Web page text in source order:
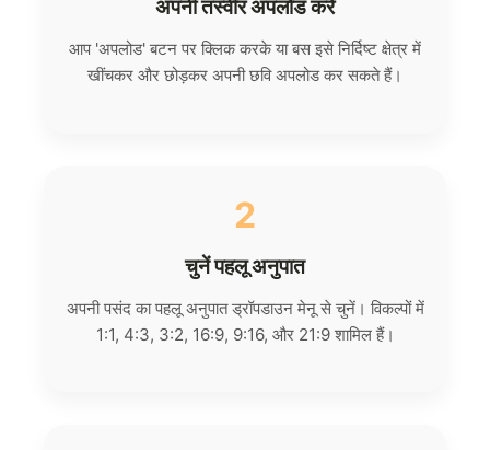
अपनी तस्वीर अपलोड करें
आप 'अपलोड' बटन पर क्लिक करके या बस इसे निर्दिष्ट क्षेत्र में
खींचकर और छोड़कर अपनी छवि अपलोड कर सकते हैं।
2
चुनें पहलू अनुपात
अपनी पसंद का पहलू अनुपात ड्रॉपडाउन मेनू से चुनें। विकल्पों में
1:1, 4:3, 3:2, 16:9, 9:16, और 21:9 शामिल हैं।